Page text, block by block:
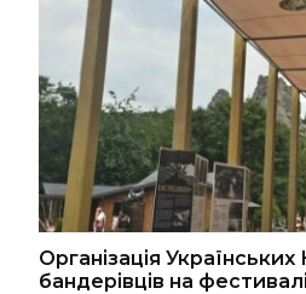
Організація Українських
бандерівців на